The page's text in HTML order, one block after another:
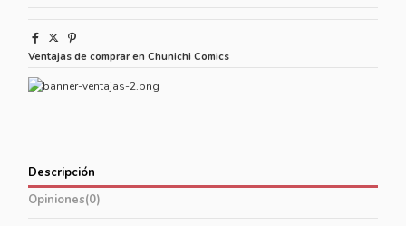
Ventajas de comprar en Chunichi Comics
Descripción
Opiniones(0)